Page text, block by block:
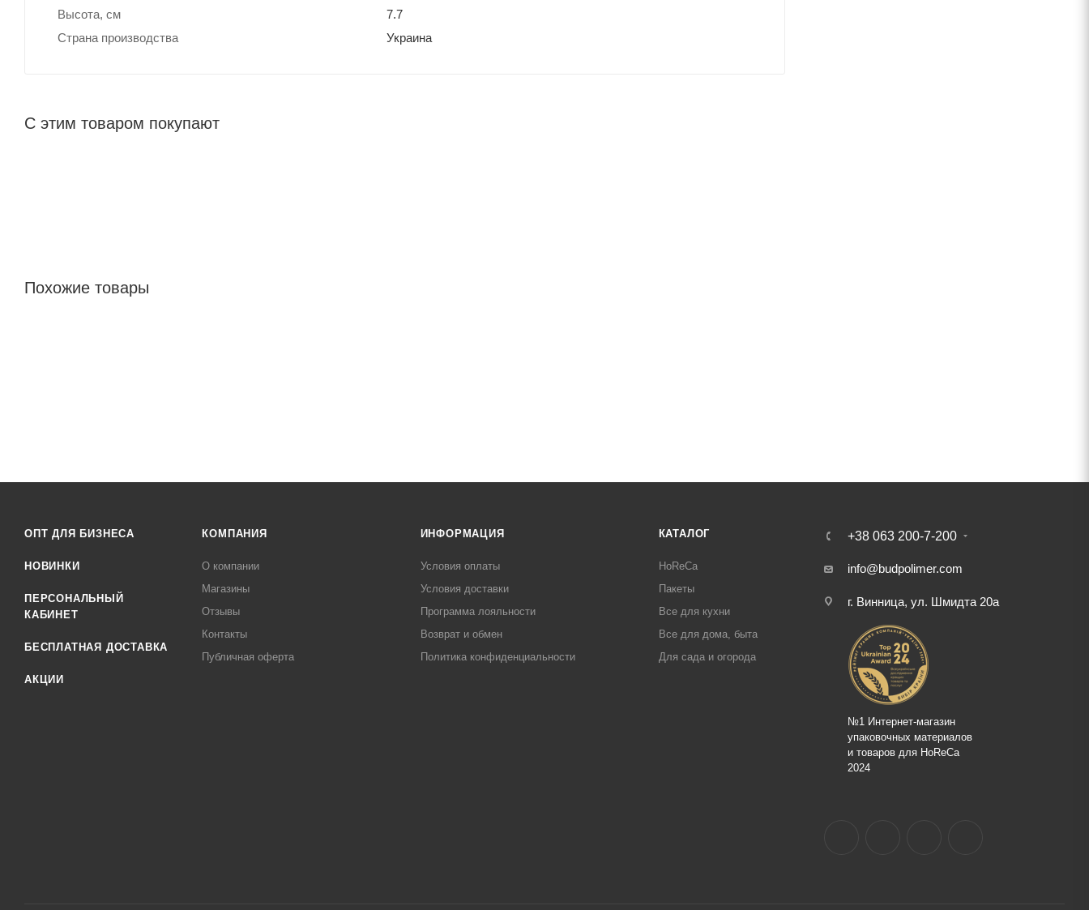
Высота, см
7.7
Страна производства
Украина
С этим товаром покупают
Похожие товары
ОПТ ДЛЯ БИЗНЕСА
НОВИНКИ
ПЕРСОНАЛЬНЫЙ
КАБИНЕТ
БЕСПЛАТНАЯ ДОСТАВКА
АКЦИИ
КОМПАНИЯ
О компании
Магазины
Отзывы
Контакты
Публичная оферта
ИНФОРМАЦИЯ
Условия оплаты
Условия доставки
Программа лояльности
Возврат и обмен
Политика конфиденциальности
КАТАЛОГ
HoReCa
Пакеты
Все для кухни
Все для дома, быта
Для сада и огорода
+38 063 200-7-200
info@budpolimer.com
г. Винница, ул. Шмидта 20а
№1 Интернет-магазин
упаковочных материалов
и товаров для HoReCa
2024